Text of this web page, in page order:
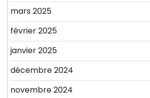
mars 2025
février 2025
janvier 2025
décembre 2024
novembre 2024